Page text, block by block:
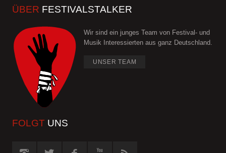
ÜBER FESTIVALSTALKER
Wir sind ein junges Team von Festival- und
Musik Interessierten aus ganz Deutschland.
UNSER TEAM
FOLGT UNS